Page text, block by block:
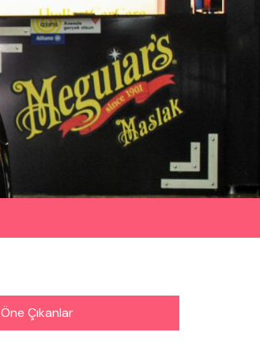
Öne Çıkanlar